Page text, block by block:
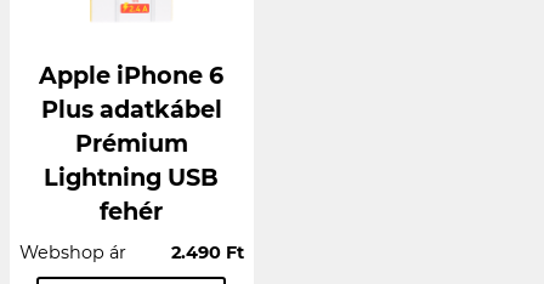
Apple iPhone 6
Plus adatkábel
Prémium
Lightning USB
fehér
Webshop ár 2.490 Ft